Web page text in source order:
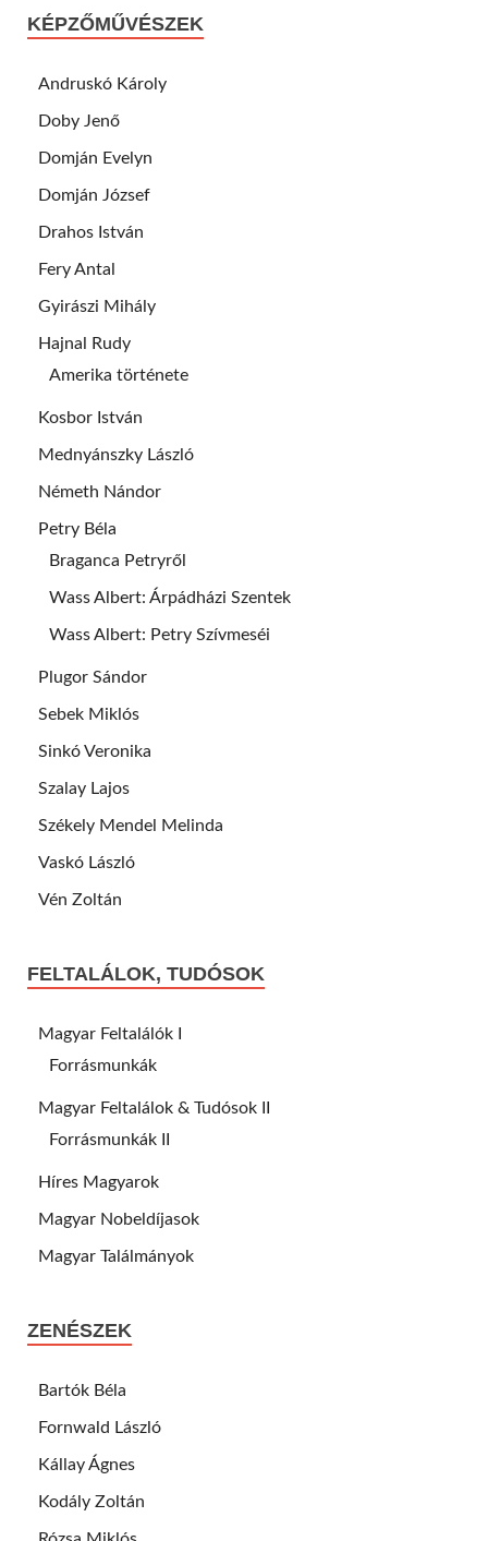
KÉPZŐMŰVÉSZEK
Andruskó Károly
Doby Jenő
Domján Evelyn
Domján József
Drahos István
Fery Antal
Gyirászi Mihály
Hajnal Rudy
Amerika története
Kosbor István
Mednyánszky László
Németh Nándor
Petry Béla
Braganca Petryről
Wass Albert: Árpádházi Szentek
Wass Albert: Petry Szívmeséi
Plugor Sándor
Sebek Miklós
Sinkó Veronika
Szalay Lajos
Székely Mendel Melinda
Vaskó László
Vén Zoltán
FELTALÁLOK, TUDÓSOK
Magyar Feltalálók I
Forrásmunkák
Magyar Feltalálok & Tudósok II
Forrásmunkák II
Híres Magyarok
Magyar Nobeldíjasok
Magyar Találmányok
ZENÉSZEK
Bartók Béla
Fornwald László
Kállay Ágnes
Kodály Zoltán